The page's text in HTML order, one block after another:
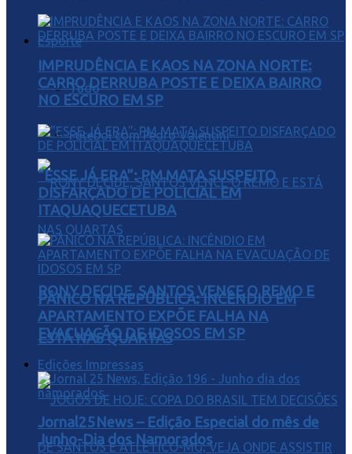
Esporte
Tudo
Futebol com Pedro Valentini
RONY DECIDE, SANTOS VENCE O REMO E
ESTÁ NAS QUARTAS
IMPRUDÊNCIA E KAOS NA ZONA NORTE:
CARRO DERRUBA POSTE E DEIXA BAIRRO
NO ESCURO EM SP
“ESSE JÁ ERA”: PM MATA SUSPEITO
DISFARÇADO DE POLICIAL EM
ITAQUAQUECETUBA
PÂNICO NA REPÚBLICA: INCÊNDIO EM
APARTAMENTO EXPÕE FALHA NA
EVACUAÇÃO DE IDOSOS EM SP
Edições Impressas
Jornal25News – Edição Especial do mês de
Junho-Dia dos Namorados